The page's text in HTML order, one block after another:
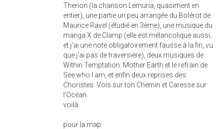
Therion (la chanson Lemuria, quasiment en
entier), une partie un peu arrangée du Bolérot de
Maurice Ravel (étudié en 3ème), une musique du
manga X de Clamp (elle est mélancolique aussi,
et j'ai une note obligatoirement fausse à la fin, vu
que j'ai pas de traversière), deux musiques de
Within Temptation: Mother Earth et le refrain de
See who I am, et enfin deux reprises des
Choristes: Vois sur ton Chemin et Caresse sur
l'Océan.
voilà.
pour la map: